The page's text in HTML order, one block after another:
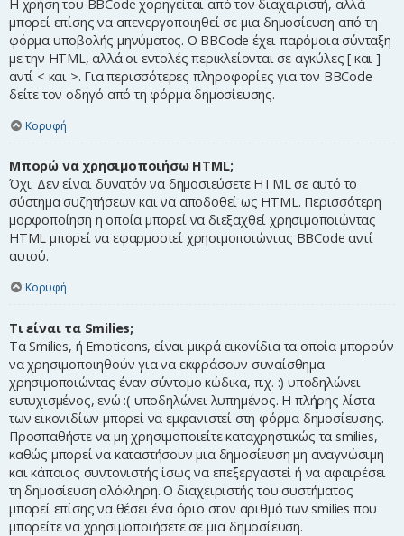
Η χρήση του BBCode χορηγείται από τον διαχειριστή, αλλά
μπορεί επίσης να απενεργοποιηθεί σε μια δημοσίευση από τη
φόρμα υποβολής μηνύματος. Ο BBCode έχει παρόμοια σύνταξη
με την HTML, αλλά οι εντολές περικλείονται σε αγκύλες [ και ]
αντί < και >. Για περισσότερες πληροφορίες για τον BBCode
δείτε τον οδηγό από τη φόρμα δημοσίευσης.
Κορυφή
Μπορώ να χρησιμοποιήσω HTML;
Όχι. Δεν είναι δυνατόν να δημοσιεύσετε HTML σε αυτό το
σύστημα συζητήσεων και να αποδοθεί ως HTML. Περισσότερη
μορφοποίηση η οποία μπορεί να διεξαχθεί χρησιμοποιώντας
HTML μπορεί να εφαρμοστεί χρησιμοποιώντας BBCode αντί
αυτού.
Κορυφή
Τι είναι τα Smilies;
Τα Smilies, ή Emoticons, είναι μικρά εικονίδια τα οποία μπορούν
να χρησιμοποιηθούν για να εκφράσουν συναίσθημα
χρησιμοποιώντας έναν σύντομο κώδικα, π.χ. :) υποδηλώνει
ευτυχισμένος, ενώ :( υποδηλώνει λυπημένος. Η πλήρης λίστα
των εικονιδίων μπορεί να εμφανιστεί στη φόρμα δημοσίευσης.
Προσπαθήστε να μη χρησιμοποιείτε καταχρηστικώς τα smilies,
καθώς μπορεί να καταστήσουν μια δημοσίευση μη αναγνώσιμη
και κάποιος συντονιστής ίσως να επεξεργαστεί ή να αφαιρέσει
τη δημοσίευση ολόκληρη. Ο διαχειριστής του συστήματος
μπορεί επίσης να θέσει ένα όριο στον αριθμό των smilies που
μπορείτε να χρησιμοποιήσετε σε μια δημοσίευση.